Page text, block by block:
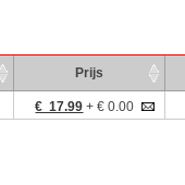
Prijs
€ 17.99 + € 0.00